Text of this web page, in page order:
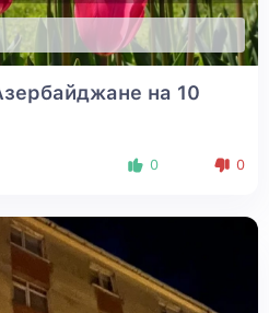
на 10
0 0